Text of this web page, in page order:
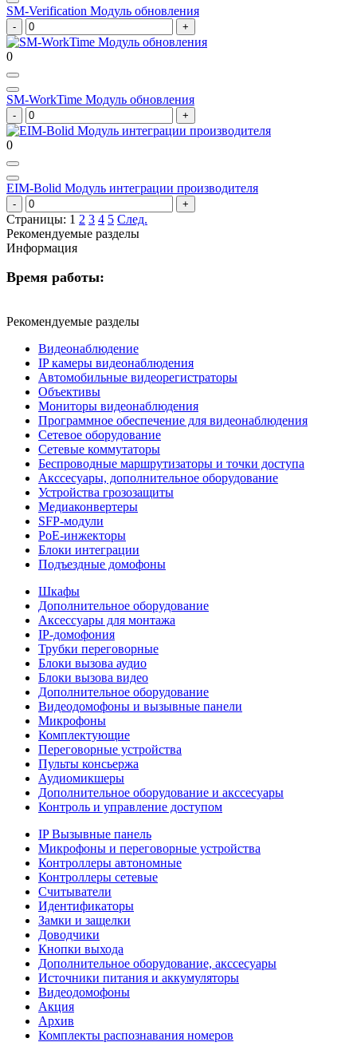
SM-Verification Модуль обновления
0
SM-WorkTime Модуль обновления
0
EIM-Bolid Модуль интеграции производителя
Страницы: 1 2 3 4 5 След.
Рекомендуемые разделы
Информация
Время работы:
Рекомендуемые разделы
Видеонаблюдение
IP камеры видеонаблюдения
Автомобильные видеорегистраторы
Объективы
Мониторы видеонаблюдения
Программное обеспечение для видеонаблюдения
Сетевое оборудование
Сетевые коммутаторы
Беспроводные маршрутизаторы и точки доступа
Акссесуары, дополнительное оборудование
Устройства грозозащиты
Медиаконвертеры
SFP-модули
РоЕ-инжекторы
Блоки интеграции
Подъездные домофоны
Шкафы
Дополнительное оборудование
Аксессуары для монтажа
IP-домофония
Трубки переговорные
Блоки вызова аудио
Блоки вызова видео
Дополнительное оборудование
Видеодомофоны и вызывные панели
Микрофоны
Комплектующие
Переговорные устройства
Пульты консьержа
Аудиомикшеры
Дополнительное оборудование и акссесуары
Контроль и управление доступом
IP Вызывные панель
Микрофоны и переговорные устройства
Контроллеры автономные
Контроллеры сетевые
Считыватели
Идентификаторы
Замки и защелки
Доводчики
Кнопки выхода
Дополнительное оборудование, акссесуары
Источники питания и аккумуляторы
Видеодомофоны
Акция
Архив
Комплекты распознавания номеров